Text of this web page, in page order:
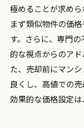
極めることが求めら
まず類似物件の価
す。さらに、専門
的な視点からのア
た、売却前にマン
良くし、高値での売
効果的な価格設定は